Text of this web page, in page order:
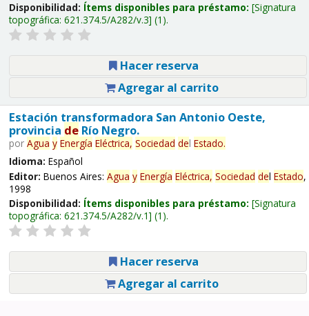
Disponibilidad: Ítems disponibles para préstamo: Signatura
topográfica: 621.374.5/A282/v.3 (1).
Hacer reserva
Agregar al carrito
Estación transformadora San Antonio Oeste,
provincia deRío Negro.
por Agua y Energía Eléctrica, Sociedad del Estado.
Idioma: Español
Editor: Buenos Aires: Agua y Energía Eléctrica, Sociedad del Estado,
1998
Disponibilidad: Ítems disponibles para préstamo: Signatura
topográfica: 621.374.5/A282/v.1 (1).
Hacer reserva
Agregar al carrito